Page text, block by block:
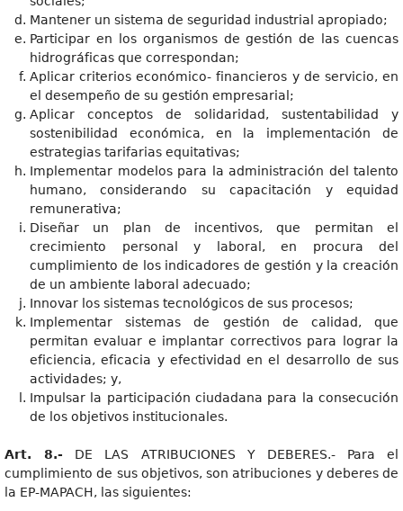
Mantener un sistema de seguridad industrial apropiado;
Participar en los organismos de gestión de las cuencas
hidrográficas que correspondan;
Aplicar criterios económico- financieros y de servicio, en
el desempeño de su gestión empresarial;
Aplicar conceptos de solidaridad, sustentabilidad y
sostenibilidad económica, en la implementación de
estrategias tarifarias equitativas;
Implementar modelos para la administración del talento
humano, considerando su capacitación y equidad
remunerativa;
Diseñar un plan de incentivos, que permitan el
crecimiento personal y laboral, en procura del
cumplimiento de los indicadores de gestión y la creación
de un ambiente laboral adecuado;
Innovar los sistemas tecnológicos de sus procesos;
Implementar sistemas de gestión de calidad, que
permitan evaluar e implantar correctivos para lograr la
eficiencia, eficacia y efectividad en el desarrollo de sus
actividades; y,
Impulsar la participación ciudadana para la consecución
de los objetivos institucionales.
Art. 8.- DE LAS ATRIBUCIONES Y DEBERES.- Para el
cumplimiento de sus objetivos, son atribuciones y deberes de
la EP-MAPACH, las siguientes: